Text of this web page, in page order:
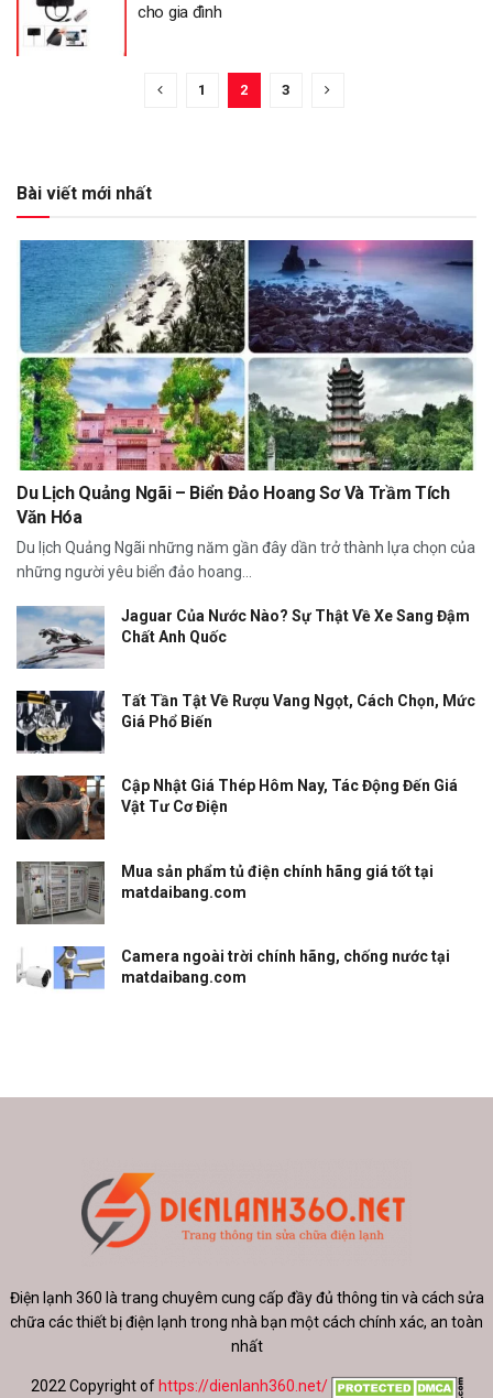
cho gia đình
1 2 3
Bài viết mới nhất
Du Lịch Quảng Ngãi – Biển Đảo Hoang Sơ Và Trầm Tích
Văn Hóa
Du lịch Quảng Ngãi những năm gần đây dần trở thành lựa chọn của
những người yêu biển đảo hoang...
Jaguar Của Nước Nào? Sự Thật Về Xe Sang Đậm
Chất Anh Quốc
Tất Tần Tật Về Rượu Vang Ngọt, Cách Chọn, Mức
Giá Phổ Biến
Cập Nhật Giá Thép Hôm Nay, Tác Động Đến Giá
Vật Tư Cơ Điện
Mua sản phẩm tủ điện chính hãng giá tốt tại
matdaibang.com
Camera ngoài trời chính hãng, chống nước tại
matdaibang.com
Điện lạnh 360 là trang chuyêm cung cấp đầy đủ thông tin và cách sửa
chữa các thiết bị điện lạnh trong nhà bạn một cách chính xác, an toàn
nhất
2022 Copyright of https://dienlanh360.net/